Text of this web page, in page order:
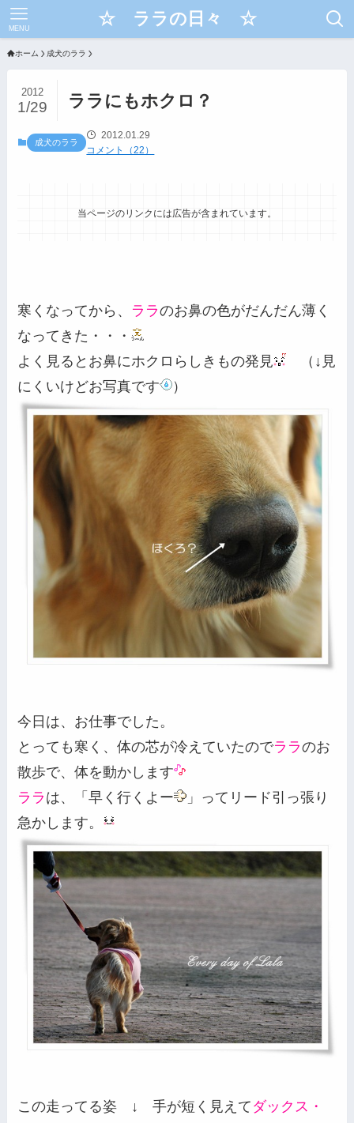
☆ ララの日々 ☆
MENU
ホーム 成犬のララ
ララにもホクロ？
2012
1/29
成犬のララ
2012.01.29
コメント（22）
当ページのリンクには広告が含まれています。
寒くなってから、 ララのお鼻の色がだんだん薄く
なってきた・・・
よく見るとお鼻にホクロらしきもの発見
（ ↓ 見
にくいけどお写真です
）
今日は、お仕事でした。
とっても寒く、体の芯が冷えていたのでララのお
散歩で、体を動かします
ララ は、「早く行くよー
」ってリード引っ張り
急かします。
この走ってる姿 ↓ 手が短く見えて ダックス・